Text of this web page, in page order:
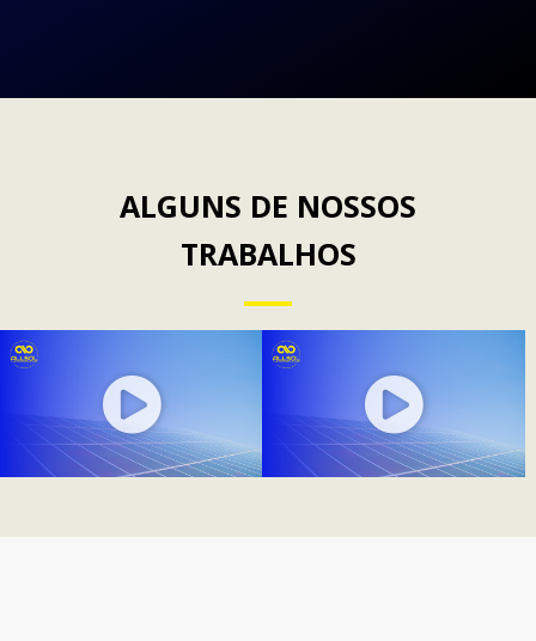
ALGUNS DE NOSSOS
TRABALHOS